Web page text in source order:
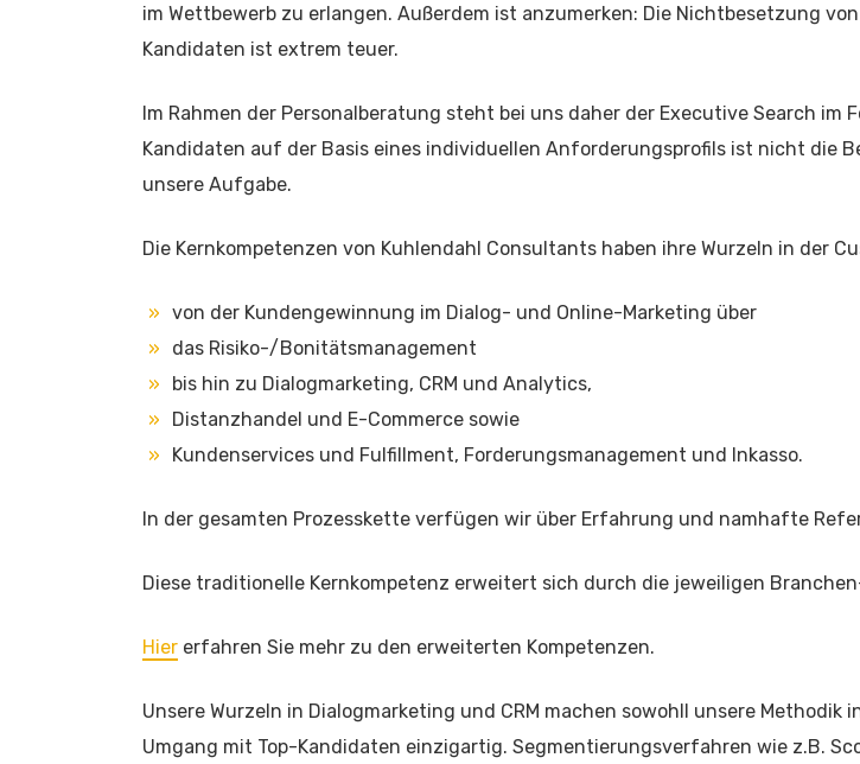
im Wettbewerb zu erlangen. Außerdem ist anzumerken: Die Nichtbesetzung
Kandidaten ist extrem teuer.
Im Rahmen der Personalberatung steht bei uns daher der Executive Search
Kandidaten auf der Basis eines individuellen Anforderungsprofils ist nicht die
unsere Aufgabe.
Die Kernkompetenzen von Kuhlendahl Consultants haben ihre Wurzeln in der
von der Kundengewinnung im Dialog- und Online-Marketing über
das Risiko-/Bonitätsmanagement
bis hin zu Dialogmarketing, CRM und Analytics,
Distanzhandel und E-Commerce sowie
Kundenservices und Fulfillment, Forderungsmanagement und Inkasso.
In der gesamten Prozesskette verfügen wir über Erfahrung und namhafte
Diese traditionelle Kernkompetenz erweitert sich durch die jeweiligen
Hier erfahren Sie mehr zu den erweiterten Kompetenzen.
Unsere Wurzeln in Dialogmarketing und CRM machen sowohll unsere
Umgang mit Top-Kandidaten einzigartig. Segmentierungsverfahren wie z.B.